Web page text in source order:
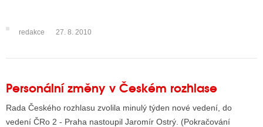
redakce 27. 8. 2010
Personální změny v Českém rozhlase
Rada Českého rozhlasu zvolila minulý týden nové vedení, do
vedení ČRo 2 - Praha nastoupil Jaromír Ostrý. (Pokračování